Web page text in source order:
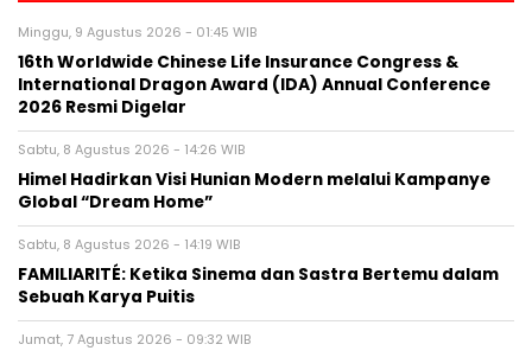
Minggu, 9 Agustus 2026 - 01:45 WIB
16th Worldwide Chinese Life Insurance Congress &
International Dragon Award (IDA) Annual Conference
2026 Resmi Digelar
Sabtu, 8 Agustus 2026 - 14:26 WIB
Himel Hadirkan Visi Hunian Modern melalui Kampanye
Global “Dream Home”
Sabtu, 8 Agustus 2026 - 14:19 WIB
FAMILIARITÉ: Ketika Sinema dan Sastra Bertemu dalam
Sebuah Karya Puitis
Jumat, 7 Agustus 2026 - 09:32 WIB